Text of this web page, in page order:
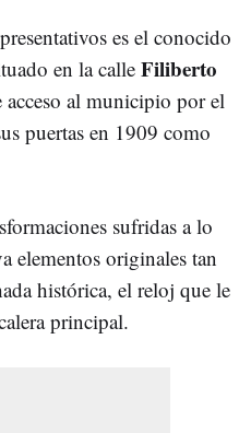
es el conocido
en la calleFiliberto
al municipio por el
puertas en 1909 como
sufridas a lo
elementos originales tan
histórica, el reloj que le
principal.